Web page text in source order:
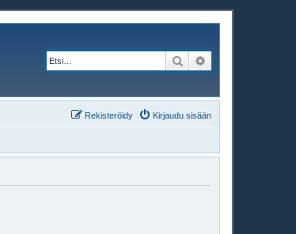
Etsi
Kirjaudu sisään
Rekisteröidy